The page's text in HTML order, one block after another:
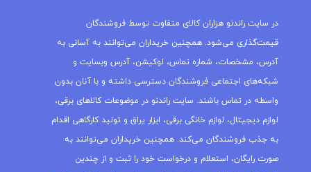
در سایت راندنو هزاران کالای متفاوت توسط فروشندگان
قیمت‌گذاری می‌شود. همچنین خریداران می‌توانند به آسانی به
آدرس، مشخصات، شماره تماس، لوکیشن، آدرس وبسایت و
شبکه‌های اجتماعی فروشندگان دسترسی داشته و با آنان بدون
واسطه در تماس باشند. سایت راندنو در موضوعات کالاهای برقی،
لوازم دیجیتال، لوازم خانگی برقی، ابزار یراق و تولید کارگاهی اقدام
به جذب فروشندگان می‌کند. همچنین خریداران می‌توانند به
صورت رایگان، استعلام و درخواست خود را ثبت و از چندین